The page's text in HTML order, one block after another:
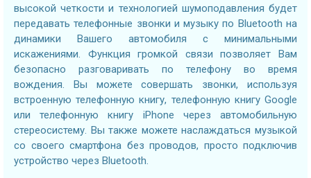
высокой четкости и технологией шумоподавления будет
передавать телефонные звонки и музыку по Bluetooth на
динамики Вашего автомобиля с минимальными
искажениями. Функция громкой связи позволяет Вам
безопасно разговаривать по телефону во время
вождения. Вы можете совершать звонки, используя
встроенную телефонную книгу, телефонную книгу Google
или телефонную книгу iPhone через автомобильную
стереосистему. Вы также можете наслаждаться музыкой
со своего смартфона без проводов, просто подключив
устройство через Bluetooth.